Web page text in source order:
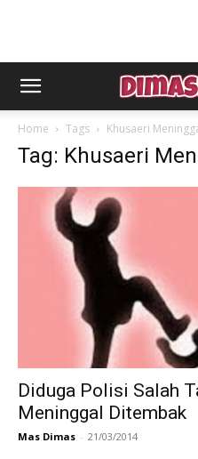
Home Tags Khusaeri
Tag: Khusaeri
Diduga Polisi Salah
Meninggal Ditembak
Mas Dimas - 21/03/2014